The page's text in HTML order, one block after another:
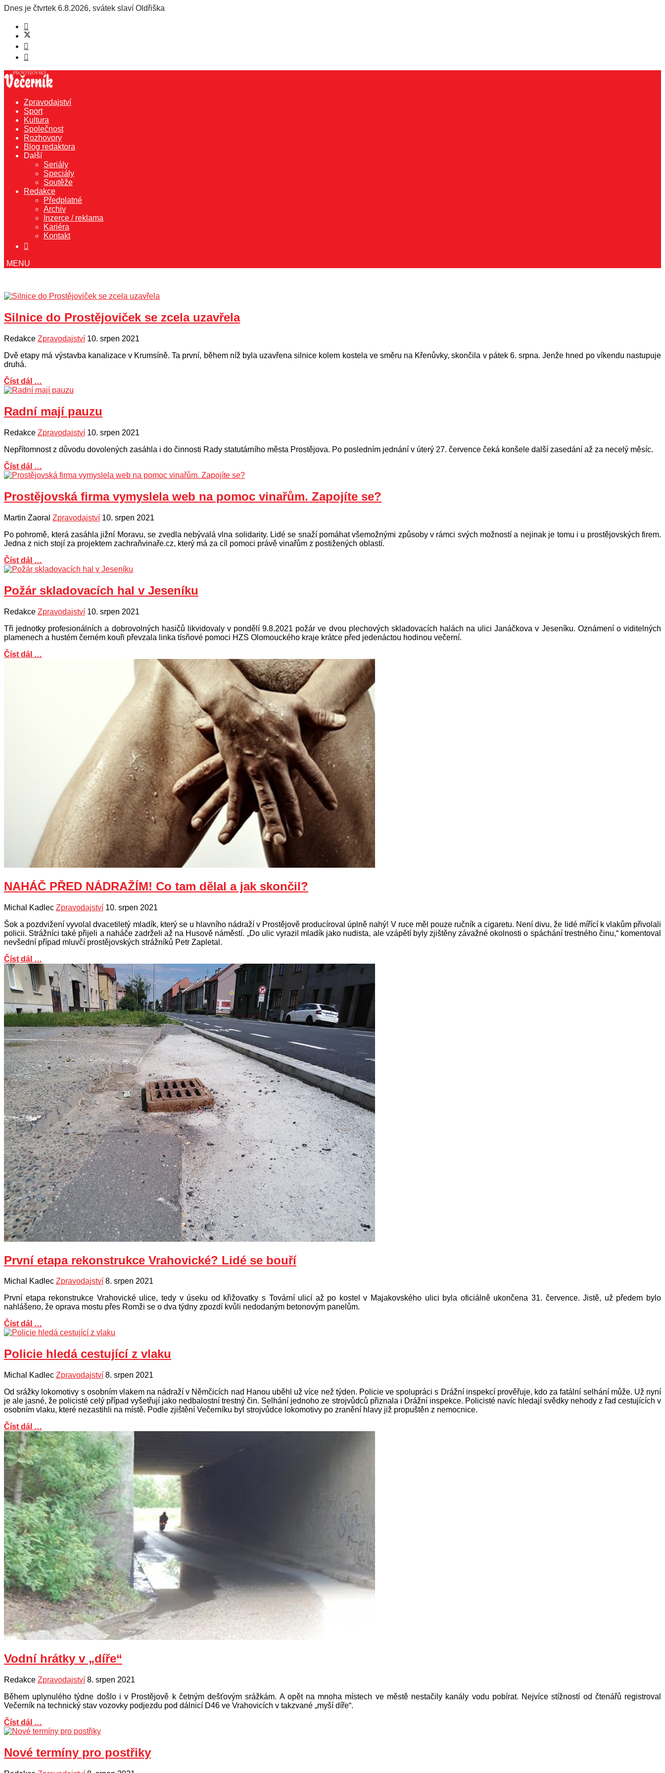
Dnes je čtvrtek 6.8.2026, svátek slaví Oldřiška
Zpravodajství
Sport
Kultura
Společnost
Rozhovory
Blog redaktora
Další
Seriály
Speciály
Soutěže
Redakce
Předplatné
Archiv
Inzerce / reklama
Kariéra
Kontakt
Silnice do Prostějoviček se zcela uzavřela
Redakce Zpravodajství 10. srpen 2021
Dvě etapy má výstavba kanalizace v Krumsíně. Ta první, během níž byla uzavřena silnice kolem kostela ve směru na Křenůvky, skončila v pátek 6. srpna. Jenže hned po víkendu nastupuje
druhá.
Číst dál …
Radní mají pauzu
Redakce Zpravodajství 10. srpen 2021
Nepřítomnost z důvodu dovolených zasáhla i do činnosti Rady statutárního města Prostějova. Po posledním jednání v úterý 27. července čeká konšele další zasedání až za necelý měsíc.
Číst dál …
Prostějovská firma vymyslela web na pomoc vinařům. Zapojíte se?
Martin Zaoral Zpravodajství 10. srpen 2021
Po pohromě, která zasáhla jižní Moravu, se zvedla nebývalá vlna solidarity. Lidé se snaží pomáhat všemožnými způsoby v rámci svých možností a nejinak je tomu i u prostějovských firem.
Jedna z nich stojí za projektem zachraňvinaře.cz, který má za cíl pomoci právě vinařům z postižených oblastí.
Číst dál …
Požár skladovacích hal v Jeseníku
Redakce Zpravodajství 10. srpen 2021
Tři jednotky profesionálních a dobrovolných hasičů likvidovaly v pondělí 9.8.2021 požár ve dvou plechových skladovacích halách na ulici Janáčkova v Jeseníku. Oznámení o viditelných
plamenech a hustém černém kouři převzala linka tísňové pomoci HZS Olomouckého kraje krátce před jedenáctou hodinou večerní.
Číst dál …
NAHÁČ PŘED NÁDRAŽÍM! Co tam dělal a jak skončil?
Michal Kadlec Zpravodajství 10. srpen 2021
Šok a pozdvižení vyvolal dvacetiletý mladík, který se u hlavního nádraží v Prostějově producíroval úplně nahý! V ruce měl pouze ručník a cigaretu. Není divu, že lidé mířící k vlakům přivolali
policii. Strážníci také přijeli a naháče zadrželi až na Husově náměstí. „Do ulic vyrazil mladík jako nudista, ale vzápětí byly zjištěny závažné okolnosti o spáchání trestného činu,“ komentoval
nevšední případ mluvčí prostějovských strážníků Petr Zapletal.
Číst dál …
První etapa rekonstrukce Vrahovické? Lidé se bouří
Michal Kadlec Zpravodajství 8. srpen 2021
První etapa rekonstrukce Vrahovické ulice, tedy v úseku od křižovatky s Tovární ulicí až po kostel v Majakovského ulici byla oficiálně ukončena 31. července. Jistě, už předem bylo
nahlášeno, že oprava mostu přes Romži se o dva týdny zpozdí kvůli nedodaným betonovým panelům.
Číst dál …
Policie hledá cestující z vlaku
Michal Kadlec Zpravodajství 8. srpen 2021
Od srážky lokomotivy s osobním vlakem na nádraží v Němčicích nad Hanou uběhl už více než týden. Policie ve spolupráci s Drážní inspekcí prověřuje, kdo za fatální selhání může. Už nyní
je ale jasné, že policisté celý případ vyšetřují jako nedbalostní trestný čin. Selhání jednoho ze strojvůdců přiznala i Drážní inspekce. Policisté navíc hledají svědky nehody z řad cestujících v
osobním vlaku, které nezastihli na místě. Podle zjištění Večerníku byl strojvůdce lokomotivy po zranění hlavy již propuštěn z nemocnice.
Číst dál …
Vodní hrátky v „díře“
Redakce Zpravodajství 8. srpen 2021
Během uplynulého týdne došlo i v Prostějově k četným dešťovým srážkám. A opět na mnoha místech ve městě nestačily kanály vodu pobírat. Nejvíce stížností od čtenářů registroval
Večerník na technický stav vozovky podjezdu pod dálnicí D46 ve Vrahovicích v takzvané „myší díře“.
Číst dál …
Nové termíny pro postřiky